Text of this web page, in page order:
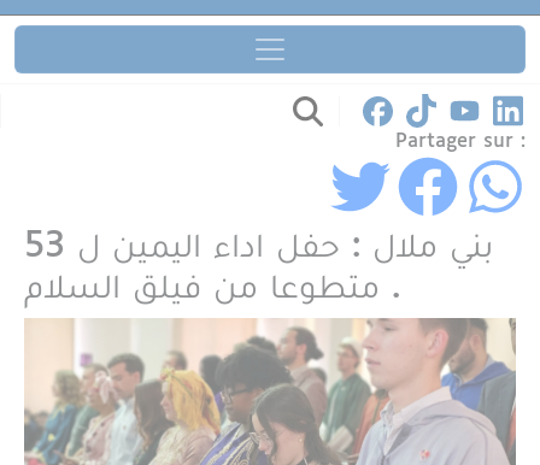
Partager sur :
بني ملال : حفل اداء اليمين ل 53
متطوعا من فيلق السلام .